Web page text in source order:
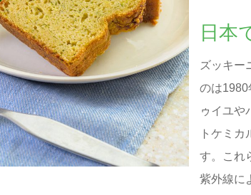
日本
ズッキー
のは1980
ゥイユや
トケミ
す。これ
紫外線に